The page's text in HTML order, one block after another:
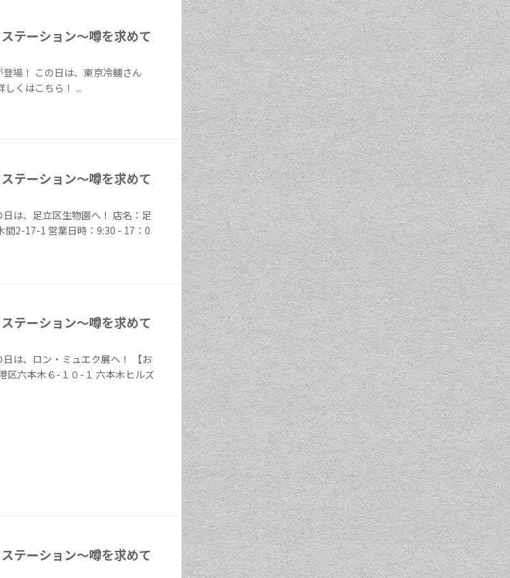
テーション～噂を求めて
場！ この日は、東京冷麺さん
くはこちら！ ...
テーション～噂を求めて
は、足立区生物園へ！ 店名：足
間2-17-1 営業日時：9:30 - 17：0
テーション～噂を求めて
は、ロン・ミュエク展へ！ 【お
区六本木６-１０-１ 六本木ヒルズ
テーション～噂を求めて